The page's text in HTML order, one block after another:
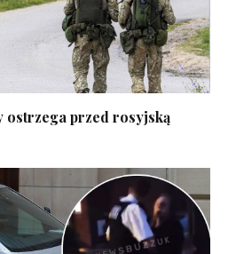
przed rosyjską